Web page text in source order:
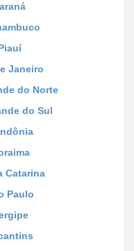
Janeiro
do Norte
do Sul
Catarina
Paulo